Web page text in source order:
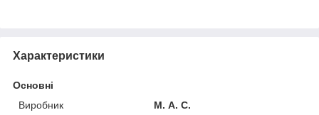
Характеристики
Основні
Виробник
М. А. С.